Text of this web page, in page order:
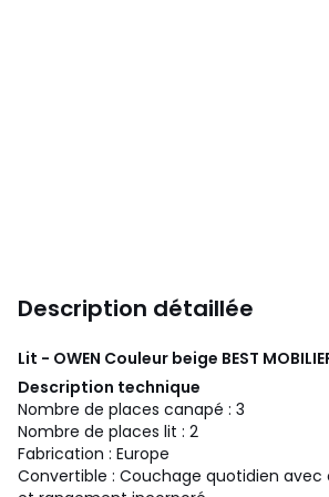
Description détaillée
Lit - OWEN Couleur beige BEST
Description technique
Nombre de places canapé : 3
Nombre de places lit : 2
Fabrication : Europe
Convertible : Couchage quotidien avec